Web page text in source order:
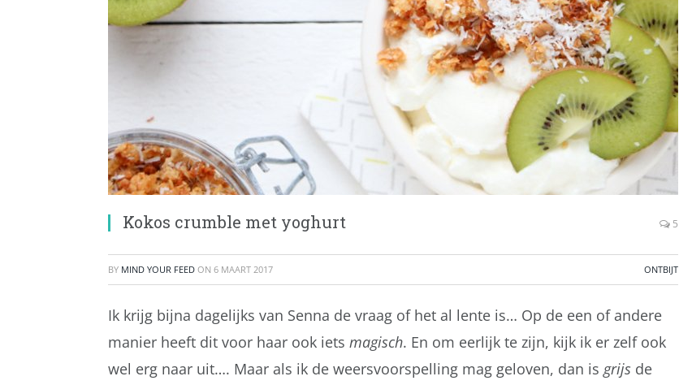
Kokos crumble met yoghurt 5
BY MIND YOUR FEED ON 6 MAART 2017 ONTBIJT
Ik krijg bijna dagelijks van Senna de vraag of het al lente is… Op de een of andere
manier heeft dit voor haar ook iets magisch. En om eerlijk te zijn, kijk ik er zelf ook
wel erg naar uit…. Maar als ik de weersvoorspelling mag geloven, dan is grijs de